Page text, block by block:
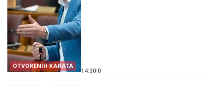
OTVORENIH KARATA
14:30 0